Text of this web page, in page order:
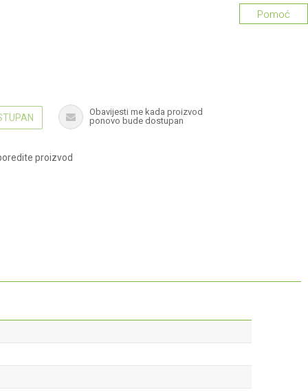
Obavijesti me kada proizvod
ponovo bude dostupan
proizvod
Pomoć